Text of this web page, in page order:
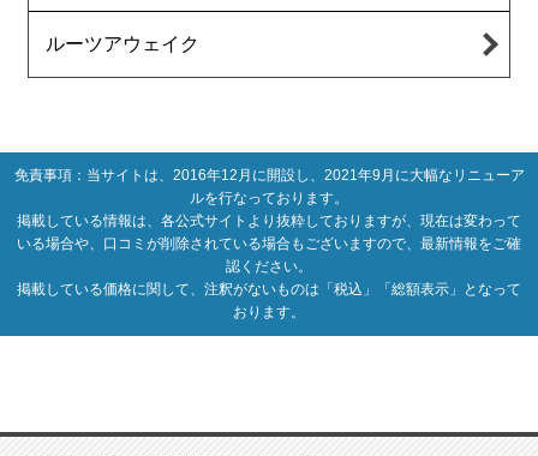
ルーツアウェイク
免責事項：当サイトは、2016年12月に開設し、2021年9月に大幅なリニューア
ルを行なっております。
掲載している情報は、各公式サイトより抜粋しておりますが、現在は変わって
いる場合や、口コミが削除されている場合もございますので、最新情報をご確
認ください。
掲載している価格に関して、注釈がないものは「税込」「総額表示」となって
おります。